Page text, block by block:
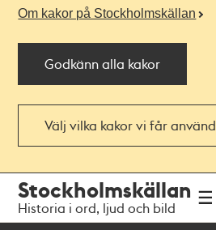
Om kakor på Stockholmskällan
Godkänn alla kakor
Välj vilka kakor vi får
navigationen
huvudinnehållet
Stockholmskällan
Historia i ord, ljud och bild